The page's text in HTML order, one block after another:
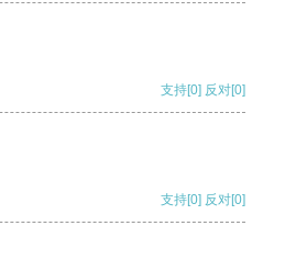
支持[0] 反对[0]
支持[0] 反对[0]